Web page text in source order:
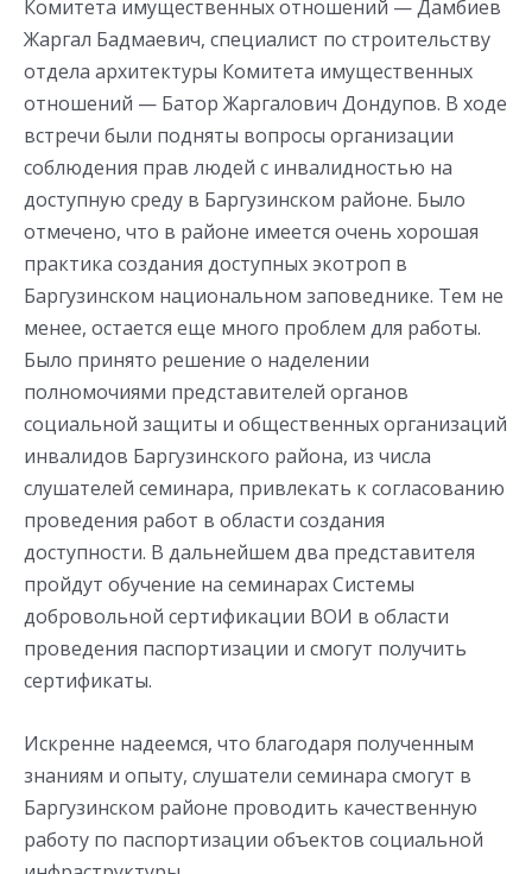
Комитета имущественных отношений — Дамбиев
Жаргал Бадмаевич, специалист по строительству
отдела архитектуры Комитета имущественных
отношений — Батор Жаргалович Дондупов. В ходе
встречи были подняты вопросы организации
соблюдения прав людей с инвалидностью на
доступную среду в Баргузинском районе. Было
отмечено, что в районе имеется очень хорошая
практика создания доступных экотроп в
Баргузинском национальном заповеднике. Тем не
менее, остается еще много проблем для работы.
Было принято решение о наделении
полномочиями представителей органов
социальной защиты и общественных организаций
инвалидов Баргузинского района, из числа
слушателей семинара, привлекать к согласованию
проведения работ в области создания
доступности. В дальнейшем два представителя
пройдут обучение на семинарах Системы
добровольной сертификации ВОИ в области
проведения паспортизации и смогут получить
сертификаты.
Искренне надеемся, что благодаря полученным
знаниям и опыту, слушатели семинара смогут в
Баргузинском районе проводить качественную
работу по паспортизации объектов социальной